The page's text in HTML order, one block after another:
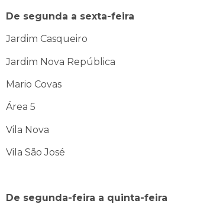
De segunda a sexta-feira
Jardim Casqueiro
Jardim Nova República
Mario Covas
Área 5
Vila Nova
Vila São José
De segunda-feira a quinta-feira